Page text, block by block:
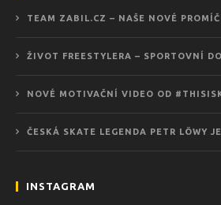
TEAM ZABIL.CZ – NAŠE NOVÉ
ŽIVOT FREESTYLERA – SPORTOVNÍ
NOVÉ MOTIVAČNÍ VIDEO OD
ČESKÁ SKATE LEGENDA PETR LÖWY
INSTAGRAM